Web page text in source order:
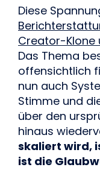
Diese
Creator-Klone
Das Thema
offensichtlich
nun auch
Stimme und
über den
hinaus
skaliert wird,
ist die